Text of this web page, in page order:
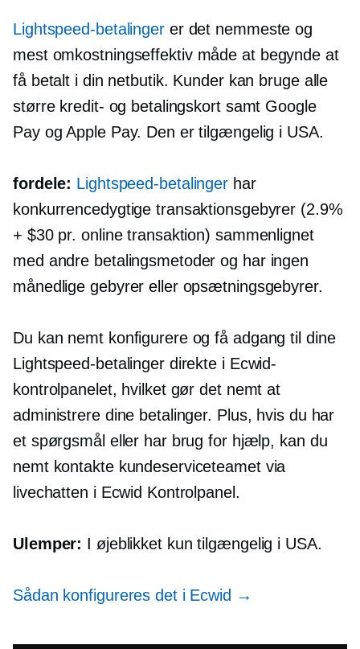
Lightspeed-betalingerer det nemmeste og
mest omkostningseffektivmåde at begynde at
få betalt i din netbutik. Kunder kan bruge alle
større kredit- og betalingskort samt Google
Pay og Apple Pay. Den er tilgængelig i USA.
fordele: Lightspeed-betalinger har
konkurrencedygtige transaktionsgebyrer (2.9%
+ $30 pr. online transaktion) sammenlignet
med andre betalingsmetoder og har ingen
månedlige gebyrer eller opsætningsgebyrer.
Du kan nemt konfigurere og få adgang til dine
Lightspeed-betalinger direkte i Ecwid-
kontrolpanelet, hvilket gør det nemt at
administrere dine betalinger. Plus, hvis du har
et spørgsmål eller har brug for hjælp, kan du
nemt kontakte kundeserviceteamet via
livechatten i Ecwid Kontrolpanel.
Ulemper: I øjeblikket kun tilgængelig i USA.
Sådan konfigureres det i Ecwid →